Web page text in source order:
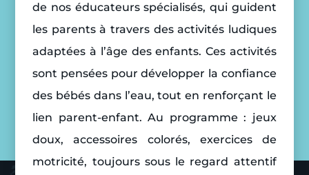
de nos éducateurs spécialisés, qui guident
les parents à travers des activités ludiques
adaptées à l’âge des enfants. Ces activités
sont pensées pour développer la confiance
des bébés dans l’eau, tout en renforçant le
lien parent-enfant. Au programme : jeux
doux, accessoires colorés, exercices de
motricité, toujours sous le regard attentif